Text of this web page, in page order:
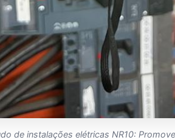
de instalações elétricas NR10: